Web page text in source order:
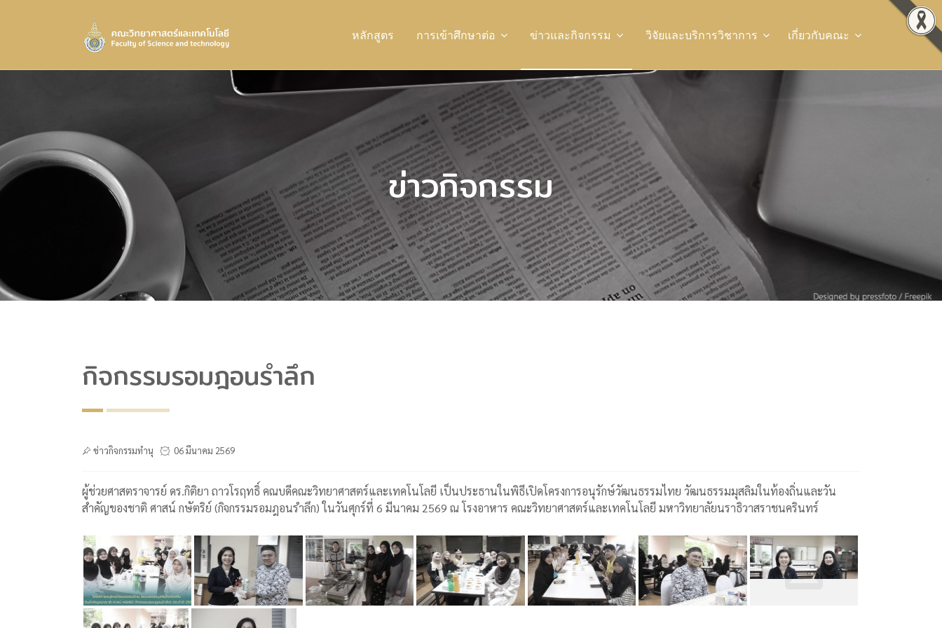
หลักสูตร การเข้าศึกษาต่อ ข่าวและกิจกรรม วิจัยและบริการวิชาการ เกี่ยวกับคณะ
ข่าวกิจกรรม
กิจกรรมรอมฎอนรำลึก
ข่าวกิจกรรมทำนุ 06 มีนาคม 2569
ผู้ช่วยศาสตราจารย์ ดร.กิติยา ถาวโรฤทธิ์ คณบดีคณะวิทยาศาสตร์และเทคโนโลยี เป็นประธานในพิธีเปิดโครงการอนุรักษ์วัฒนธรรมไทย วัฒนธรรมมุสลิมในท้องถิ่นและวัน
สำคัญของชาติ ศาสน์ กษัตริย์ (กิจกรรมรอมฎอนรำลึก) ในวันศุกร์ที่ 6 มีนาคม 2569 ณ โรงอาหาร คณะวิทยาศาสตร์และเทคโนโลยี มหาวิทยาลัยนราธิวาสราชนครินทร์